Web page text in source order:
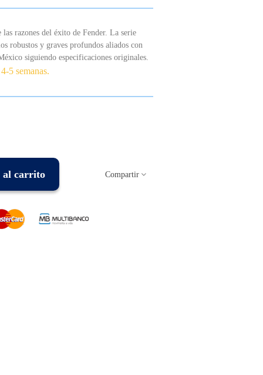
razones del éxito de Fender. La serie
robustos y graves profundos aliados con
siguiendo especificaciones originales.
5 semanas.
al carrito Compartir